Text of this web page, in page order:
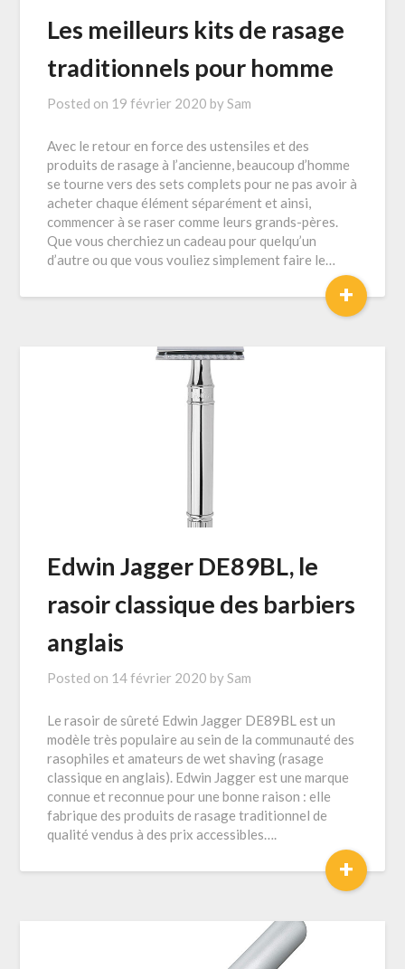
Les meilleurs kits de rasage
traditionnels pour homme
Posted on 19 février 2020 bySam
Avec le retour en force des ustensiles et des
produits de rasage à l’ancienne, beaucoup d’homme
se tourne vers des sets complets pour ne pas avoir à
acheter chaque élément séparément et ainsi,
commencer à se raser comme leurs grands-pères.
Que vous cherchiez un cadeau pour quelqu’un
d’autre ou que vous vouliez simplement faire le…
+
Edwin Jagger DE89BL, le
rasoir classique des barbiers
anglais
Posted on 14 février 2020 bySam
Le rasoir de sûreté Edwin Jagger DE89BL est un
modèle très populaire au sein de la communauté des
rasophiles et amateurs de wet shaving (rasage
classique en anglais). Edwin Jagger est une marque
connue et reconnue pour une bonne raison : elle
fabrique des produits de rasage traditionnel de
qualité vendus à des prix accessibles….
+